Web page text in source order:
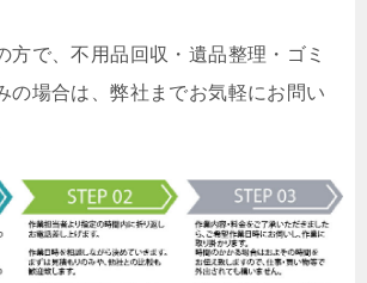
方で、不用品回収・遺品整理・ゴミ
の場合は、弊社までお気軽にお問い